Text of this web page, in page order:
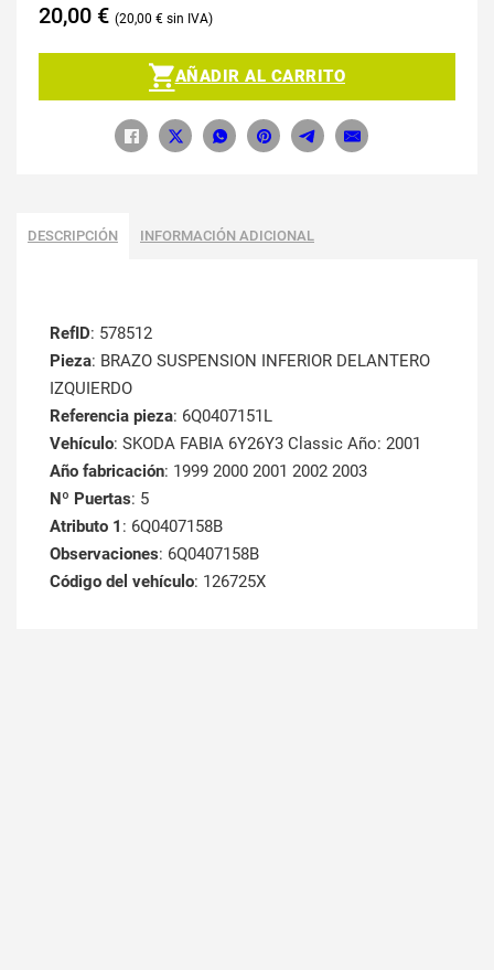
20,00 € 20,00 €
AÑADIR AL CARRITO
DESCRIPCIÓN INFORMACIÓN ADICIONAL
RefID: 578512
Pieza: BRAZO SUSPENSION INFERIOR DELANTERO
IZQUIERDO
Referencia pieza: 6Q0407151L
Vehículo: SKODA FABIA 6Y26Y3 Classic Año: 2001
Año fabricación: 1999 2000 2001 2002 2003
Nº Puertas: 5
Atributo 1 : 6Q0407158B
Observaciones: 6Q0407158B
Código del vehículo: 126725X